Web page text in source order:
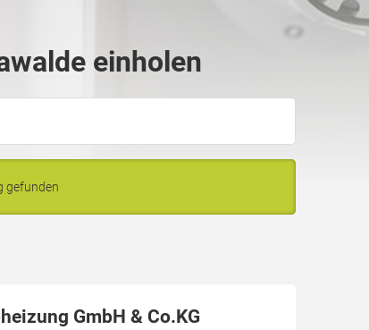
einholen
gefunden
GmbH & Co.KG